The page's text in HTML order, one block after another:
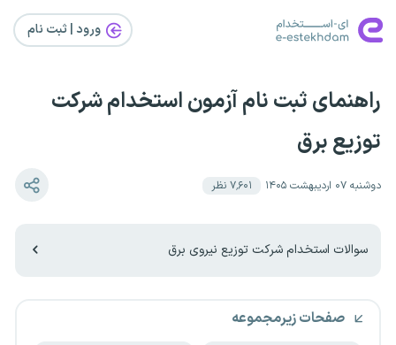
ورود | ثبت‌ نام
راهنمای ثبت نام آزمون استخدام شرکت
توزیع برق
دوشنبه ۰۷ اردیبهشت ۱۴۰۵ ۷٬۶۰۱ نظر
سوالات استخدام شرکت توزیع نیروی برق
صفحات زیرمجموعه